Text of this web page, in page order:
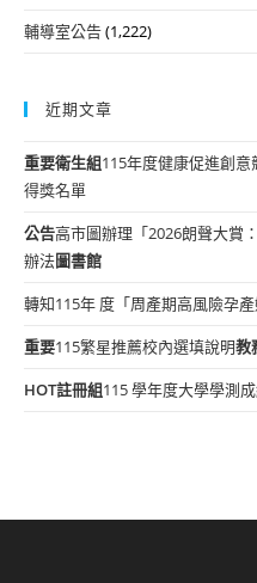
輔導室公告(1,222)
近期文章
重要衛生組115年度健康促進創
得獎名單
公告高市圖辦理「2026朗聲大賞
辦法圖書館
轉知115年 度「周產期高風險孕產
重要115繁星推薦校內選填說明教
HOT註冊組115 學年度大學學測